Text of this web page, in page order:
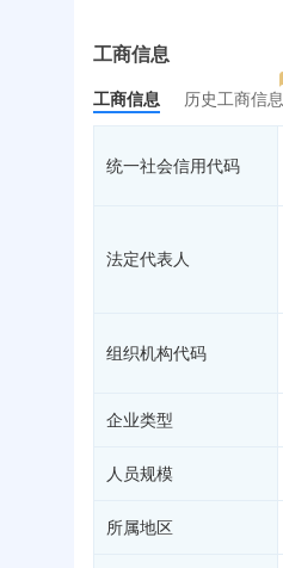
最终受益人
企业年报
11
分支机构 4
关系图谱
工商信息
工商信息 历史工商信息
统一社会信用代码
法定代表人
组织机构代码
企业类型
人员规模
所属地区